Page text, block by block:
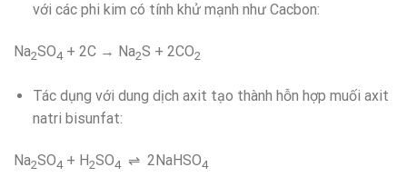
với các phi kim có tính khử mạnh như Cacbon:
Na2SO4 + 2C → Na2S + 2CO2
Tác dụng với dung dịch axit tạo thành hỗn hợp muối axit
natri bisunfat:
Na2SO4 + H2SO4 ⇌ 2NaHSO4